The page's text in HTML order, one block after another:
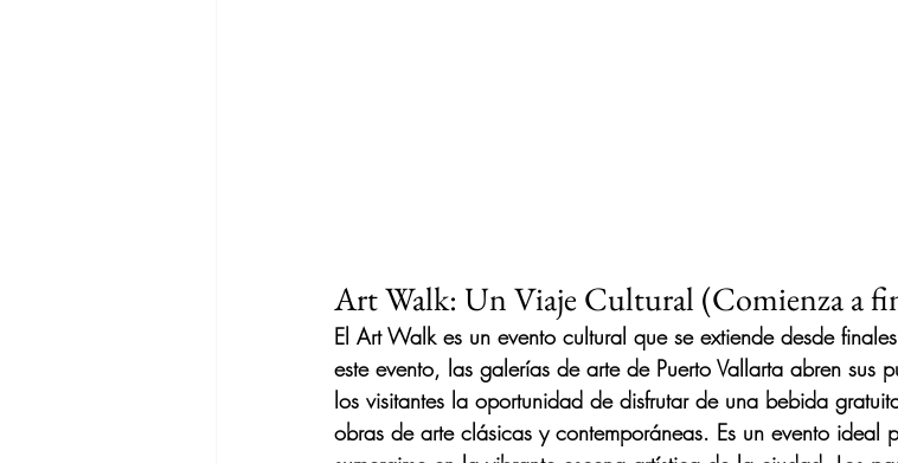
Art Walk: Un Viaje Cultural (Comienza a
El Art Walk es un evento cultural que se extiende desde
este evento, las galerías de arte de Puerto Vallarta abren sus
los visitantes la oportunidad de disfrutar de una bebida
obras de arte clásicas y contemporáneas. Es un evento ideal